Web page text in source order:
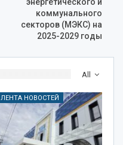
коммунального
секторов (МЭКС) на
2025-2029 годы
All
ЛЕНТА НОВОСТЕЙ